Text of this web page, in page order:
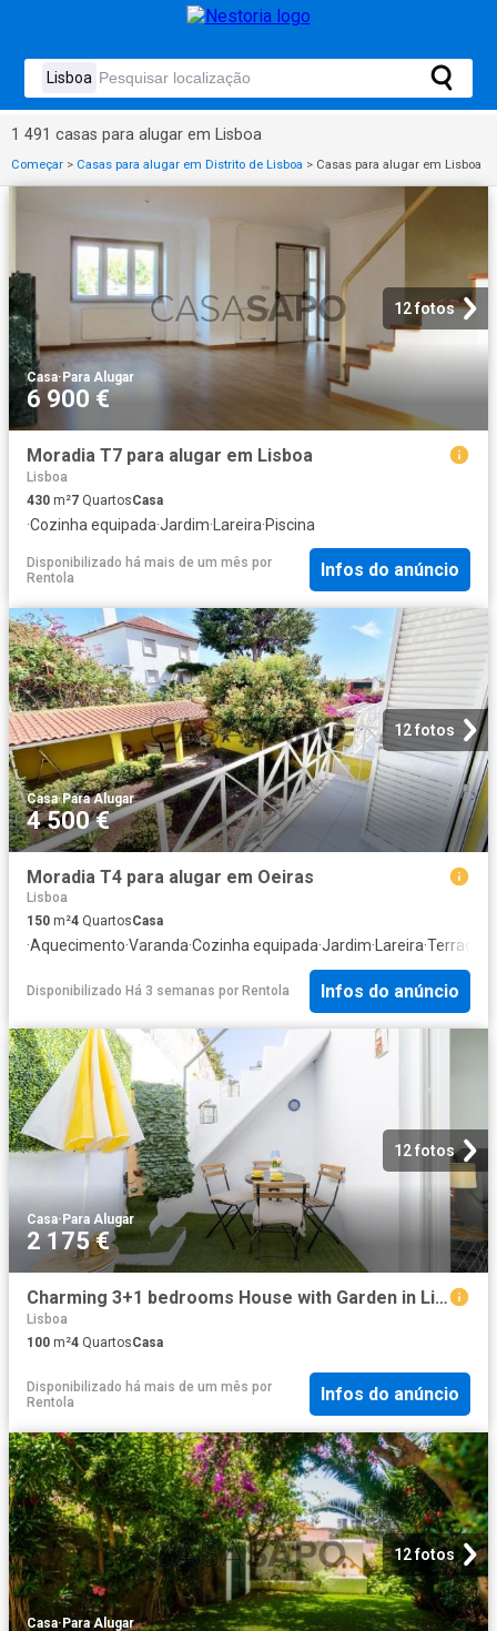
1 491 casas para alugar em Lisboa
Começar > Casas para alugar em Distrito de Lisboa > Casas para alugar em Lisboa
12 fotos
Casa· Para Alugar
6 900 €
Moradia T7 para alugar em Lisboa
Lisboa
430 m²7 QuartosCasa
·Cozinha equipada·Jardim· Lareira·Piscina
Disponibilizado há mais de um mês por
Rentola
Infos do anúncio
12 fotos
Casa·Para Alugar
4 500 €
Moradia T4 para alugar em Oeiras
Lisboa
150 m²4 QuartosCasa
·Aquecimento·Varanda·Cozinha equipada·Jardim·Lareira·Terraço
Disponibilizado Há 3 semanas por Rentola Infos do anúncio
12 fotos
Casa· Para Alugar
2 175 €
Charming 3+1 bedrooms House with Garden in Lisbon
Lisboa
100 m²4 QuartosCasa
Disponibilizado há mais de um mês por
Rentola
Infos do anúncio
12 fotos
Casa·Para Alugar